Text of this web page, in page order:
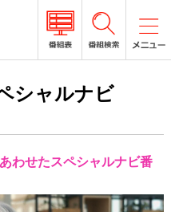
シャルナビ
わせたスペシャルナビ番